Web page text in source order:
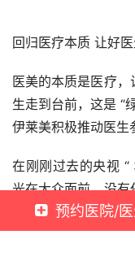
回归医疗本质 让好
医美的本质是医疗，
生走到台前，这是 “
伊莱美积极推动医生
在刚刚过去的央视 “
光在大众面前，没
向市场，给求美者
逐良币”的现象发生
预约医院/